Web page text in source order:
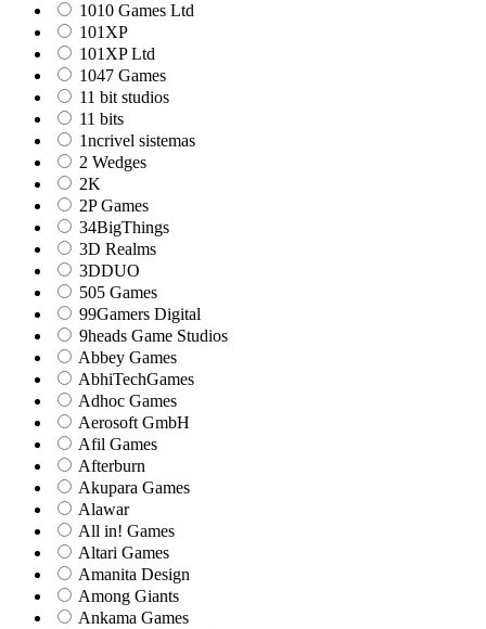
1010 Games Ltd
101XP
101XP Ltd
1047 Games
11 bit studios
11 bits
1ncrivel sistemas
2 Wedges
2K
2P Games
34BigThings
3D Realms
3DDUO
505 Games
99Gamers Digital
9heads Game Studios
Abbey Games
AbhiTechGames
Adhoc Games
Aerosoft GmbH
Afil Games
Afterburn
Akupara Games
Alawar
All in! Games
Altari Games
Amanita Design
Among Giants
Ankama Games